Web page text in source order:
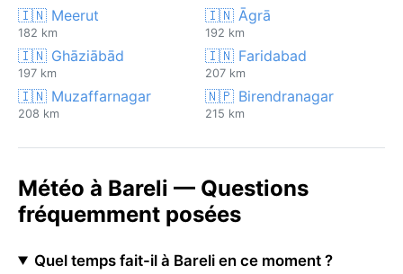
🇮🇳 Meerut
182 km
🇮🇳 Āgrā
192 km
🇮🇳 Ghāziābād
197 km
🇮🇳 Faridabad
207 km
🇮🇳 Muzaffarnagar
208 km
🇳🇵 Birendranagar
215 km
Météo à Bareli — Questions
fréquemment posées
Quel temps fait-il à Bareli en ce moment ?